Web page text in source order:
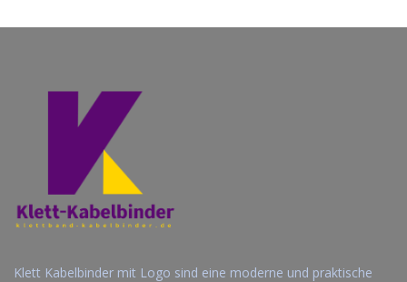
Klett Kabelbinder mit Logo sind eine moderne und praktische